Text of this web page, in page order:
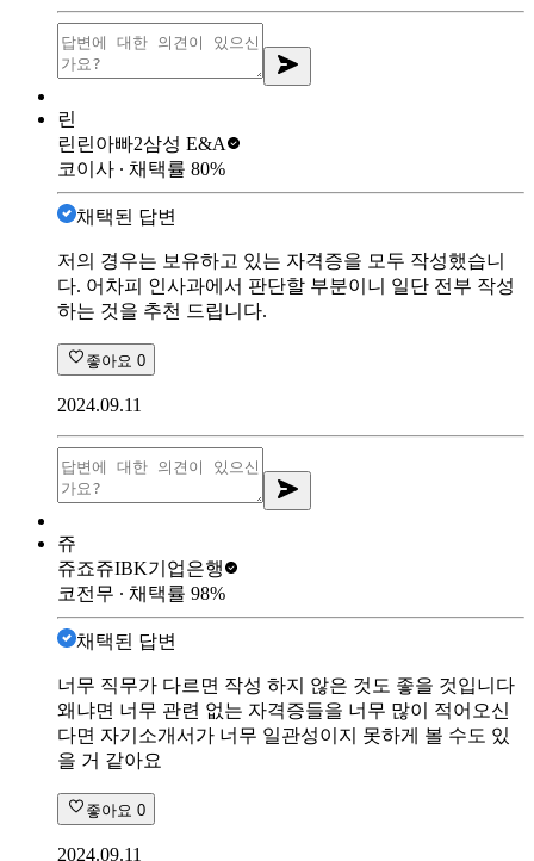
린
린린아빠2삼성 E&A
코이사 ∙ 채택률 80%
채택된 답변
저의 경우는 보유하고 있는 자격증을 모두 작성했습니
다. 어차피 인사과에서 판단할 부분이니 일단 전부 작성
하는 것을 추천 드립니다.
좋아요 0
2024.09.11
쥬
쥬죠쥬IBK기업은행
코전무 ∙ 채택률 98%
채택된 답변
너무 직무가 다르면 작성 하지 않은 것도 좋을 것입니다
왜냐면 너무 관련 없는 자격증들을 너무 많이 적어오신
다면 자기소개서가 너무 일관성이지 못하게 볼 수도 있
을 거 같아요
좋아요 0
2024.09.11